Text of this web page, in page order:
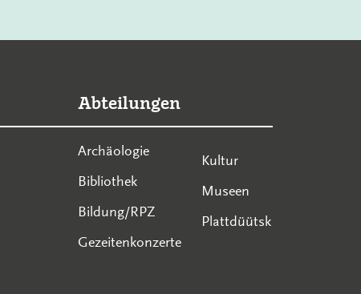
Abteilungen
Archäologie
Bibliothek
Bildung/RPZ
Gezeitenkonzerte
Kultur
Museen
Plattdüütsk